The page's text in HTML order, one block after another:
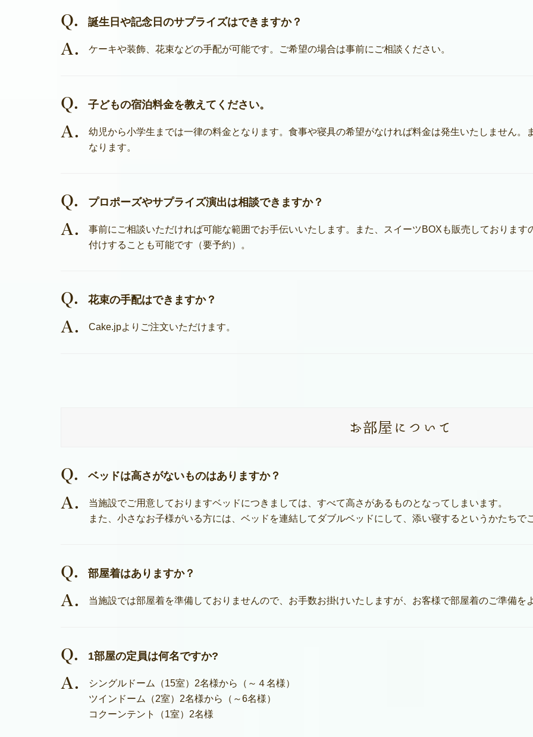
Q. 誕生日や記念日のサプライズはできますか？
A. ケーキや装飾、花束などの手配が可能です。ご希望の場合は事前にご相談ください。
Q. 子どもの宿泊料金を教えてください。
A.
幼児から小学生までは一律の料金となります。食事や寝具の希望がなければ料金は発生いたしません。
なります。
Q. プロポーズやサプライズ演出は相談できますか？
A.
事前にご相談いただければ可能な範囲でお手伝いいたします。また、スイーツBOXも販売しておりま
付けすることも可能です（要予約）。
Q. 花束の手配はできますか？
A. Cake.jpよりご注文いただけます。
お部屋について
Q. ベッドは高さがないものはありますか？
A.
当施設でご用意しておりますベッドにつきましては、すべて高さがあるものとなってしまいます。
また、小さなお子様がいる方には、ベッドを連結してダブルベッドにして、添い寝するというかたちで
Q. 部屋着はありますか？
A. 当施設では部屋着を準備しておりませんので、お手数お掛けいたしますが、お客様で部屋着のご準備を
Q. 1部屋の定員は何名ですか?
A.
シングルドーム（15室）2名様から（～４名様）
ツインドーム（2室）2名様から（～6名様）
コクーンテント（1室）2名様